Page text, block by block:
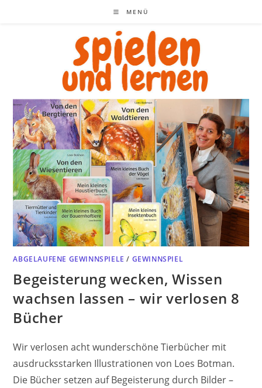
MENÜ
ABGELAUFENE GEWINNSPIELE / GEWINNSPIEL
Begeisterung wecken, Wissen
wachsen lassen – wir verlosen 8
Bücher
Wir verlosen acht wunderschöne Tierbücher mit
ausdrucksstarken Illustrationen von Loes Botman.
Die Bücher setzen auf Begeisterung durch Bilder –